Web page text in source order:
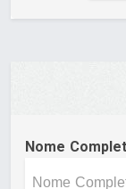
Nome